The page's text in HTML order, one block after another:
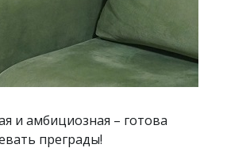
и амбициозная – готова
преграды!